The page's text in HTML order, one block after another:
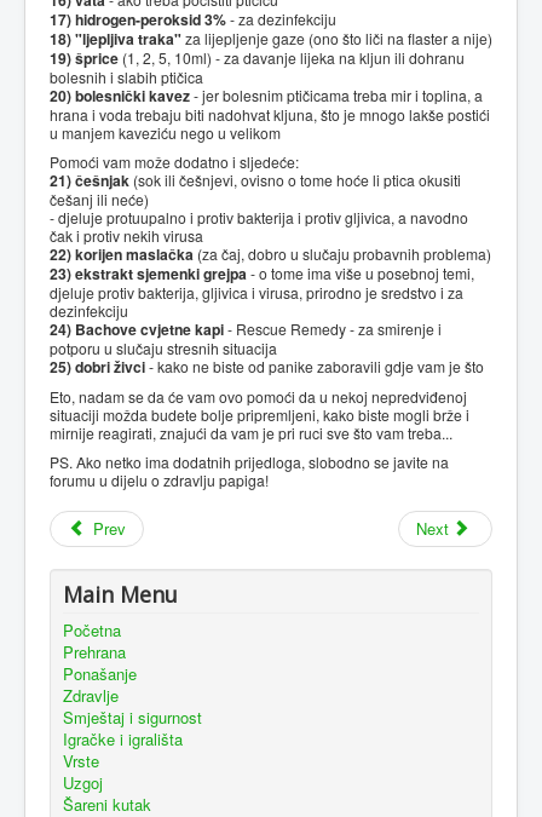
17) hidrogen-peroksid 3%- za dezinfekciju
18) "ljepljiva traka"za lijepljenje gaze (ono što liči na flaster a nije)
19) šprice (1, 2, 5, 10ml) - za davanje lijeka na kljun ili dohranu
bolesnih i slabih ptičica
20) bolesnički kavez- jer bolesnim ptičicama treba mir i toplina, a
hrana i voda trebaju biti nadohvat kljuna, što je mnogo lakše postići
u manjem kaveziću nego u velikom
Pomoći vam može dodatno i sljedeće:
21) češnjak (sok ili češnjevi, ovisno o tome hoće li ptica okusiti
češanj ili neće)
- djeluje protuupalno i protiv bakterija i protiv gljivica, a navodno
čak i protiv nekih virusa
22) korijen maslačka (za čaj, dobro u slučaju probavnih problema)
23) ekstrakt sjemenki grejpa- o tome ima više u posebnoj temi,
djeluje protiv bakterija, gljivica i virusa, prirodno je sredstvo i za
dezinfekciju
24) Bachove cvjetne kapi- Rescue Remedy - za smirenje i
potporu u slučaju stresnih situacija
25) dobri živci- kako ne biste od panike zaboravili gdje vam je što
Eto, nadam se da će vam ovo pomoći da u nekoj nepredviđenoj
situaciji možda budete bolje pripremljeni, kako biste mogli brže i
mirnije reagirati, znajući da vam je pri ruci sve što vam treba...
PS. Ako netko ima dodatnih prijedloga, slobodno se javite na
forumu u dijelu o zdravlju papiga!
Prev Next
Main Menu
Početna
Prehrana
Ponašanje
Zdravlje
Smještaj i sigurnost
Igračke i igrališta
Vrste
Uzgoj
Šareni kutak